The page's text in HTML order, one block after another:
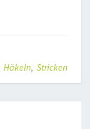
Häkeln, Stricken